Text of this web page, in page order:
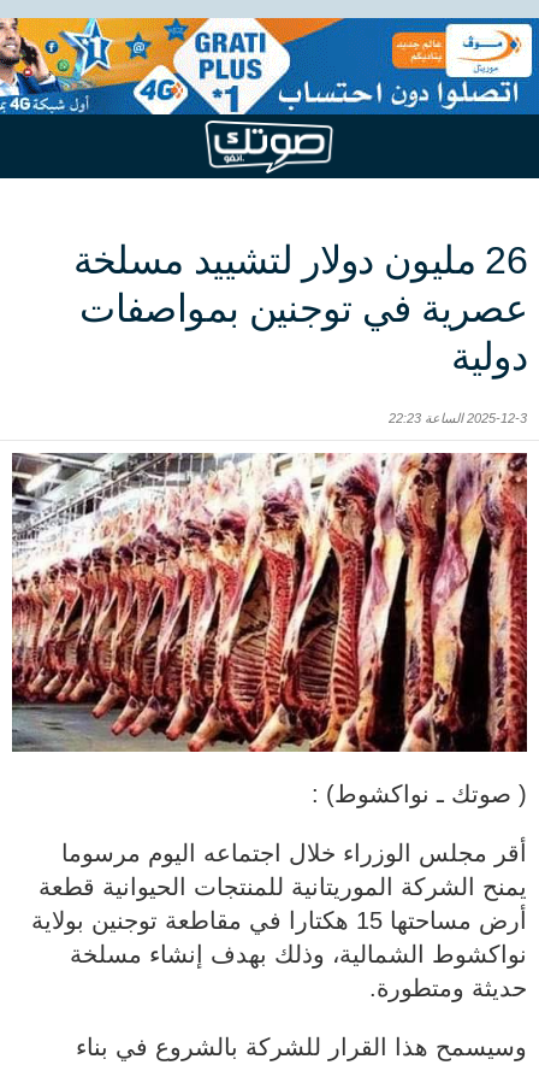
26 مليون دولار لتشييد مسلخة
عصرية في توجنين بمواصفات
دولية
2025-12-3 الساعة 22:23
( صوتك ـ نواكشوط) :
أقر مجلس الوزراء خلال اجتماعه اليوم مرسوما
يمنح الشركة الموريتانية للمنتجات الحيوانية قطعة
أرض مساحتها 15 هكتارا في مقاطعة توجنين بولاية
نواكشوط الشمالية، وذلك بهدف إنشاء مسلخة
حديثة ومتطورة.
وسيسمح هذا القرار للشركة بالشروع في بناء